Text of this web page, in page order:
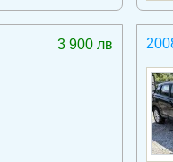
3 900 лв